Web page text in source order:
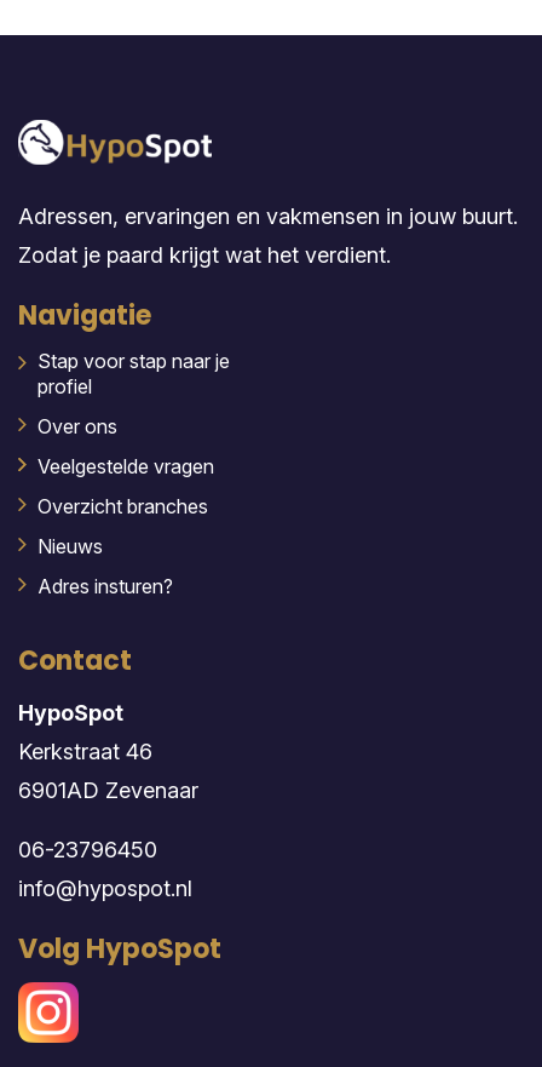
Adressen, ervaringen en vakmensen in jouw buurt.
Zodat je paard krijgt wat het verdient.
Navigatie
Stap voor stap naar je
profiel
Over ons
Veelgestelde vragen
Overzicht branches
Nieuws
Adres insturen?
Contact
HypoSpot
Kerkstraat 46
6901AD Zevenaar
06-23796450
info@hypospot.nl
Volg HypoSpot